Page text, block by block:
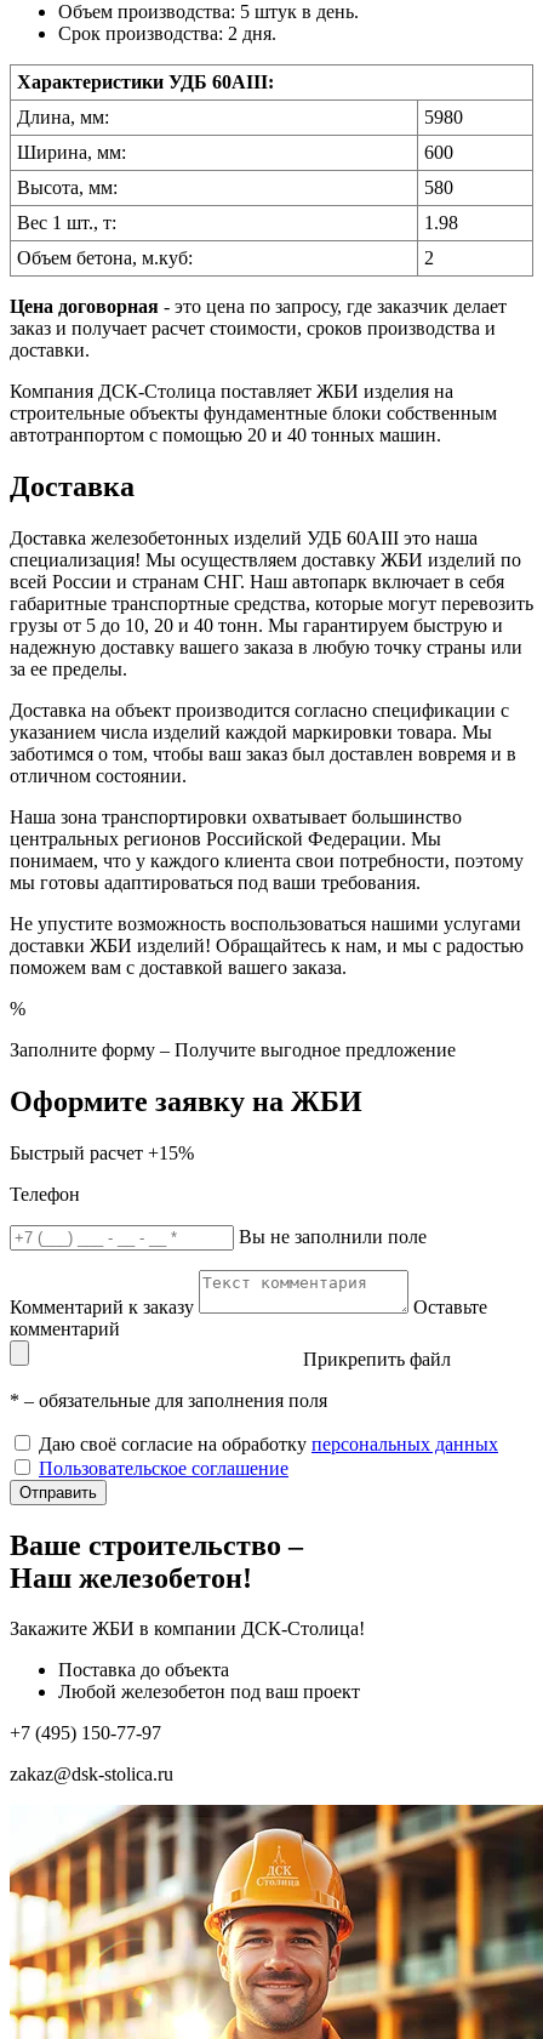
Объем производства: 5 штук в день.
Срок производства: 2 дня.
Характеристики УДБ 60АIII:
Длина, мм:
5980
Ширина, мм:
600
Высота, мм:
580
Вес 1 шт., т:
1.98
Объем бетона, м.куб:
2
Цена договорная - это цена по запросу, где заказчик делает
заказ и получает расчет стоимости, сроков производства и
доставки.
Компания ДСК-Столица поставляет ЖБИ изделия на
строительные объекты фундаментные блоки собственным
автотранпортом с помощью 20 и 40 тонных машин.
Доставка
Доставка железобетонных изделий УДБ 60АIII это наша
специализация! Мы осуществляем доставку ЖБИ изделий по
всей России и странам СНГ. Наш автопарк включает в себя
габаритные транспортные средства, которые могут перевозить
грузы от 5 до 10, 20 и 40 тонн. Мы гарантируем быструю и
надежную доставку вашего заказа в любую точку страны или
за ее пределы.
Доставка на объект производится согласно спецификации с
указанием числа изделий каждой маркировки товара. Мы
заботимся о том, чтобы ваш заказ был доставлен вовремя и в
отличном состоянии.
Наша зона транспортировки охватывает большинство
центральных регионов Российской Федерации. Мы
понимаем, что у каждого клиента свои потребности, поэтому
мы готовы адаптироваться под ваши требования.
Не упустите возможность воспользоваться нашими услугами
доставки ЖБИ изделий! Обращайтесь к нам, и мы с радостью
поможем вам с доставкой вашего заказа.
%
Заполните форму – Получите выгодное предложение
Оформите заявку на ЖБИ
Быстрый расчет +15%
Телефон
Вы не заполнили поле
Комментарий к заказу
Оставьте
комментарий
Прикрепить файл
* – обязательные для заполнения поля
Даю своё согласие на обработку персональных данных
Пользовательское соглашение
Отправить
Ваше строительство –
Наш железобетон!
Закажите ЖБИ в компании ДСК-Столица!
Поставка до объекта
Любой железобетон под ваш проект
+7 (495) 150-77-97
zakaz@dsk-stolica.ru